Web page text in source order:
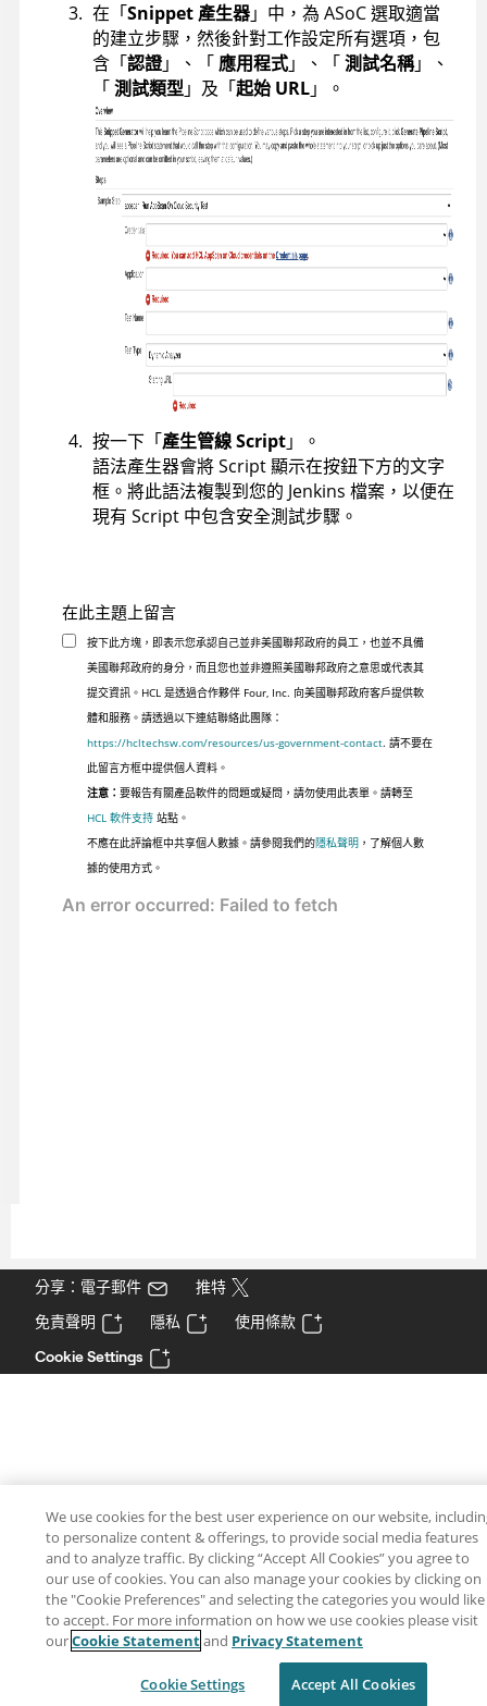
在「Snippet 產生器」中，為 ASoC選取適當
的建立步驟，然後針對工作設定所有選項，包
含「認證」、「應用程式」、「測試名稱」、
「測試類型」及「起始 URL」。
按一下「產生管線 Script」。
語法產生器會將 Script 顯示在按鈕下方的文字
框。將此語法複製到您的 Jenkins 檔案，以便在
現有 Script 中包含安全測試步驟。
在此主題上留言
按下此方塊，即表示您承認自己並非美國聯邦政府的員工，也並不具備
美國聯邦政府的身分，而且您也並非遵照美國聯邦政府之意思或代表其
提交資訊。HCL 是透過合作夥伴 Four, Inc. 向美國聯邦政府客戶提供軟
體和服務。請透過以下連結聯絡此團隊：
https://hcltechsw.com/resources/us-government-contact. 請不要在
此留言方框中提供個人資料。
注意： 要報告有關產品軟件的問題或疑問，請勿使用此表單。請轉至
HCL 軟件支持站點。
不應在此評論框中共享個人數據。請參閱我們的隱私聲明 ，了解個人數
據的使用方式。
分享：電子郵件
推特
免責聲明
隱私
使用條款
Cookie Settings
We use cookies for the best user experience on our website,
to personalize content & offerings, to provide social media features
and to analyze traffic. By clicking “Accept All Cookies” you agree to
our use of cookies. You can also manage your cookies by clicking on
the "Cookie Preferences" and selecting the categories you would like
to accept. For more information on how we use cookies please visit
ourCookie Statementand Privacy Statement
Cookie Settings Accept All Cookies